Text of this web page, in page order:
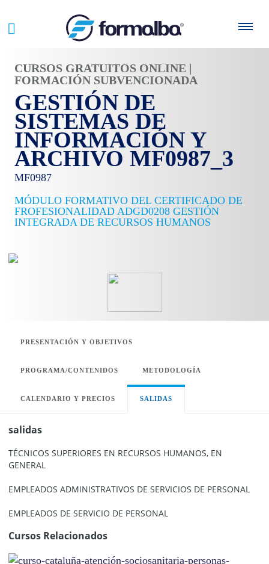
CURSOS GRATUITOS ONLINE |
FORMACIÓN SUBVENCIONADA
GESTIÓN DE
SISTEMAS DE
INFORMACIÓN Y
ARCHIVO MF0987_3
MF0987
MÓDULO FORMATIVO DEL CERTIFICADO DE
FROFESIONALIDAD ADGD0208 GESTIÓN
INTEGRADA DE RECURSOS HUMANOS
PRESENTACIÓN Y OBJETIVOS
PROGRAMA/CONTENIDOS METODOLOGÍA
CALENDARIO Y PRECIOS SALIDAS
salidas
TÉCNICOS SUPERIORES EN RECURSOS HUMANOS, EN
GENERAL
EMPLEADOS ADMINISTRATIVOS DE SERVICIOS DE PERSONAL
EMPLEADOS DE SERVICIO DE PERSONAL
Cursos Relacionados